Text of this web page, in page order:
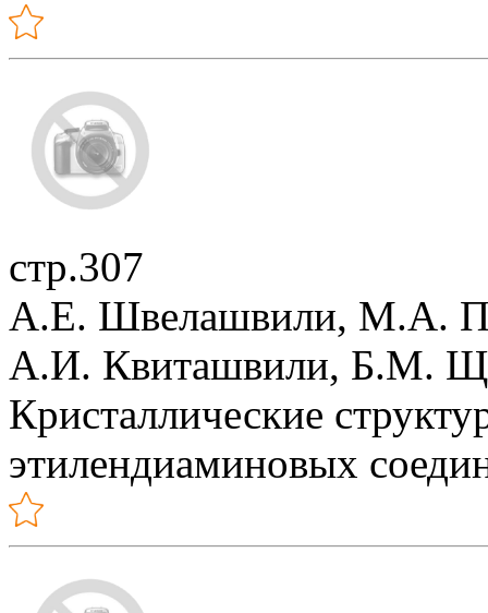
стр.307
А.Е. Швелашвили, М.А.
А.И. Квиташвили, Б.М.
Кристаллические
этилендиаминовых